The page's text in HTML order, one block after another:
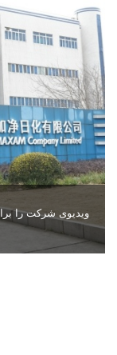
ویدیوی شرکت را